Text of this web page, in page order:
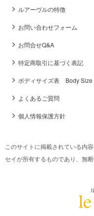
ルアーヴルの特徴
お問い合わせフォーム
お問合せQ&A
特定商取引に基づく表記
ボディサイズ表 Body Size
よくあるご質問
個人情報保護方針
このサイトに掲載されている内
セイが所有するものであり、無